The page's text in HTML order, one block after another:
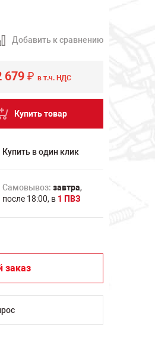
Добавить к сравнению
679₽ в т.ч. НДС
Купить товар
Купить в один клик
Самовывоз: завтра,
после 18:00, в 1 ПВЗ
заказ